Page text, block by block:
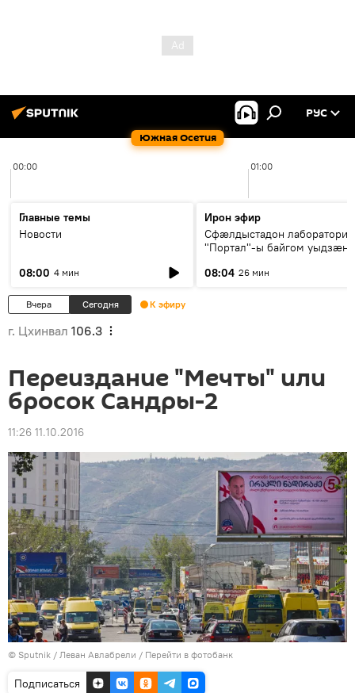
Южная Осетия
РУС
00:00 01:00
Главные темы
Новости
08:00 4 мин
Ирон эфир
Сфæлдыстадон лаборатори
"Портал"-ы байгом уыдзæн
Æхсары куыстыты равдыст
08:04 26 мин
Вчера Сегодня К эфиру
г. Цхинвал 106.3
Переиздание "Мечты" или
бросок Сандры-2
11:26 11.10.2016
© Sputnik / Леван Авлабрели / Перейти в фотобанк
Подписаться